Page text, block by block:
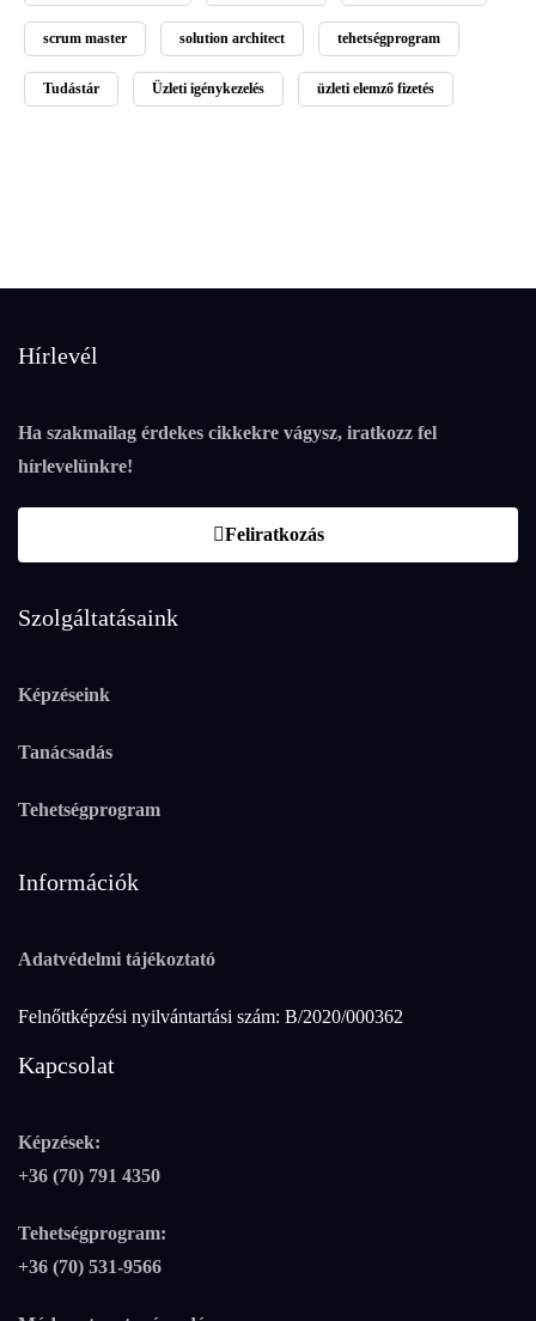
scrum master solution architect tehetségprogram
Tudástár Üzleti igénykezelés üzleti elemző fizetés
Hírlevél
Ha szakmailag érdekes cikkekre vágysz, iratkozz fel
hírlevelünkre!
Feliratkozás
Szolgáltatásaink
Képzéseink
Tanácsadás
Tehetségprogram
Információk
Adatvédelmi tájékoztató
Felnőttképzési nyilvántartási szám: B/2020/000362
Kapcsolat
Képzések:
+36 (70) 791 4350
Tehetségprogram:
+36 (70) 531-9566